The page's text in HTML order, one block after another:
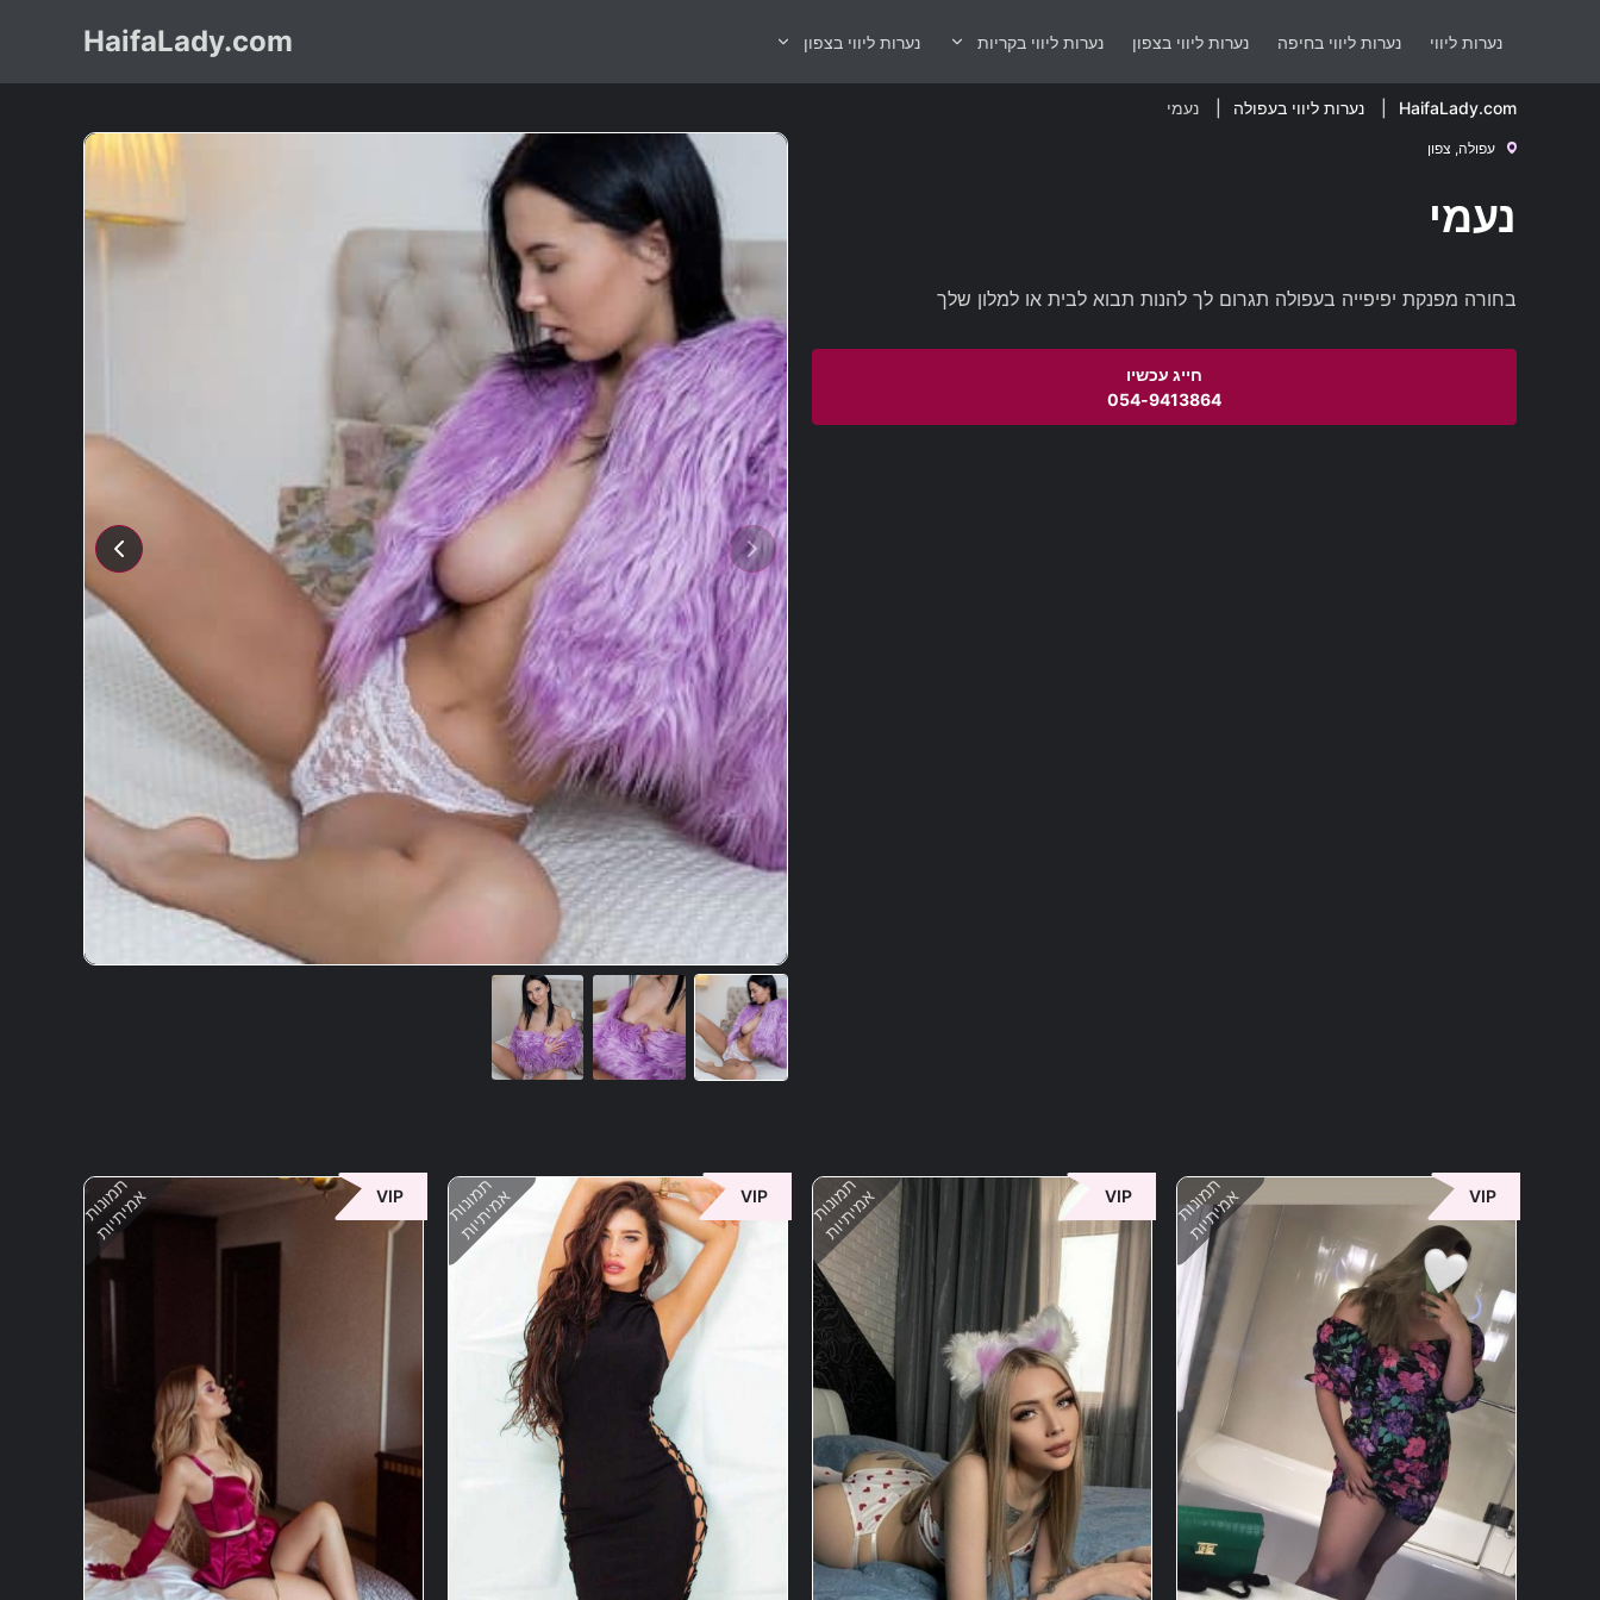
נערות ליווי נערות ליווי בחיפה נערות ליווי בצפון נערות ליווי בקריות נערות ליווי בצפון HaifaLady.com
HaifaLady.com נערות ליווי בעפולה נעמי
עפולה, צפון
נעמי
בחורה מפנקת יפיפייה בעפולה תגרום לך להנות תבוא לבית או למלון שלך
054-9413864
תמונות
אמיתיות VIP תמונות
אמיתיות VIP תמונות
אמיתיות VIP תמונות
אמיתיות VIP